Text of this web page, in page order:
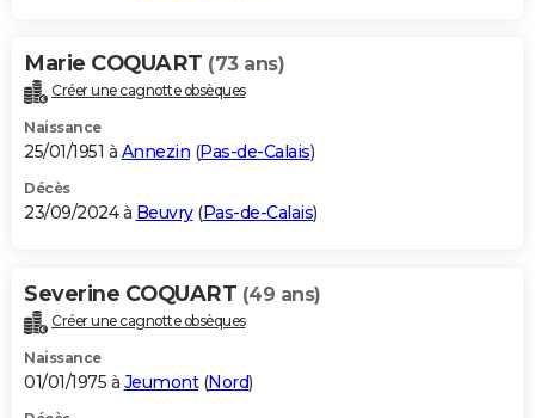
Marie COQUART (73 ans)
Créer une cagnotte obsèques
Naissance
25/01/1951 à Annezin (Pas-de-Calais)
Décès
23/09/2024 à Beuvry(Pas-de-Calais)
Severine COQUART (49 ans)
Créer une cagnotte obsèques
Naissance
01/01/1975 à Jeumont(Nord)